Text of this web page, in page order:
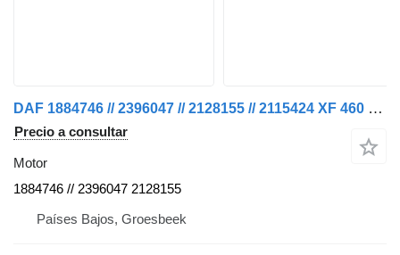
DAF 1884746 // 2396047 // 2128155 // 2115424 XF 460 MX 13 340 H1 EUR motor para camión
Precio a consultar
Motor
1884746 // 2396047 2128155
Países Bajos, Groesbeek